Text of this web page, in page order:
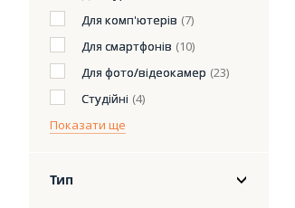
Для комп'ютерів (7)
Для смартфонів (10)
Для фото/відеокамер (23)
Студійні (4)
Показати ще
Тип